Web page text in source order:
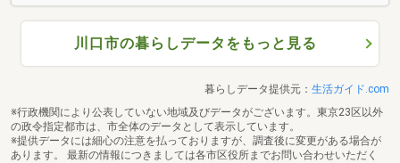
川口市の暮らしデータをもっと見る
暮らしデータ提供元： 生活ガイド.com
※行政機関により公表していない地域及びデータがございます。東京23区以外
の政令指定都市は、市全体のデータとして表示しています。
※提供データには細心の注意を払っておりますが、調査後に変更がある場合が
あります。 最新の情報につきましては各市区役所までお問い合わせいただく